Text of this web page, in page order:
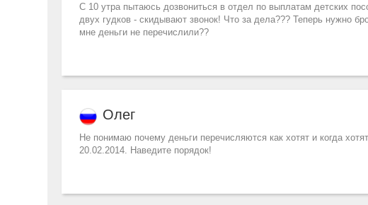
С 10 утра пытаюсь дозвониться в отдел по выплатам детских
двух гудков - скидывают звонок! Что за дела??? Теперь нужно
мне деньги не перечислили??
Олег
Не понимаю почему деньги перечисляются как хотят и когда
20.02.2014. Наведите порядок!